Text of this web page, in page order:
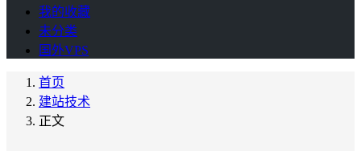
我的收藏
未分类
国外VPS
首页
建站技术
正文